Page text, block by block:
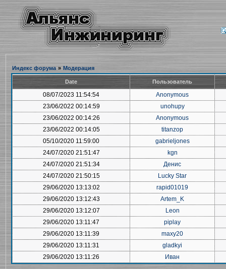
Индекс форума » Модерация
Date Пользователь
08/07/2023 11:54:54
Anonymous
23/06/2022 00:14:59
unohupy
23/06/2022 00:14:26
Anonymous
23/06/2022 00:14:05
titanzop
05/10/2020 11:59:00
gabrieljones
24/07/2020 21:51:47
kgn
24/07/2020 21:51:34
Денис
24/07/2020 21:50:15
Lucky Star
29/06/2020 13:13:02
rapid01019
29/06/2020 13:12:43
Artem_K
29/06/2020 13:12:07
Leon
29/06/2020 13:11:47
piplay
29/06/2020 13:11:39
maxy20
29/06/2020 13:11:31
gladkyi
29/06/2020 13:11:26
Иван